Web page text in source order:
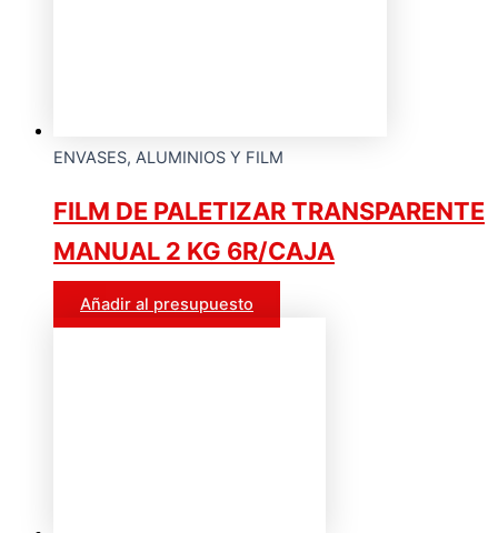
ENVASES, ALUMINIOS Y FILM
FILM DE PALETIZAR TRANSPARENTE
MANUAL 2 KG 6R/CAJA
Añadir al presupuesto